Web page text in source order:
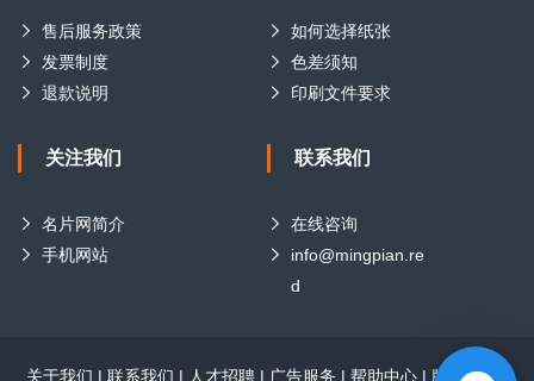
售后服务政策
发票制度
退款说明
如何选择纸张
色差须知
印刷文件要求
关注我们
名片网简介
手机网站
联系我们
在线咨询
info@mingpian.re
d
关于我们 | 联系我们 | 人才招聘 | 广告服务 | 帮助中心 | 版权声明